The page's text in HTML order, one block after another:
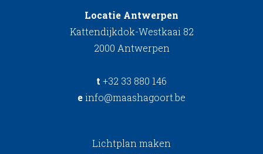
Locatie Antwerpen
Kattendijkdok-Westkaai 82
2000 Antwerpen
t +32 33 880 146
einfo@maashagoort.be
Lichtplan maken